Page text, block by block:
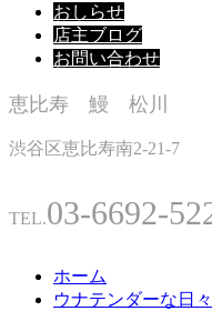
おしらせ
店主ブログ
お問い合わせ
恵比寿 鰻 松川
渋谷区恵比寿南2-21-7
TEL.03-6692-
ホーム
ウナテンダーな日々